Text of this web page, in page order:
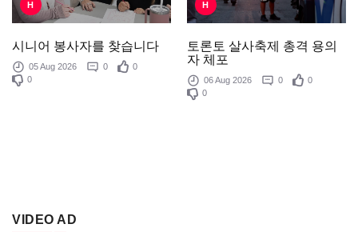
H
시니어 봉사자를 찾습니다
05 Aug 2026 0
0
0
H
토론토 살사축제 총격 용의
자 체포
06 Aug 2026 0
0
0
VIDEO AD